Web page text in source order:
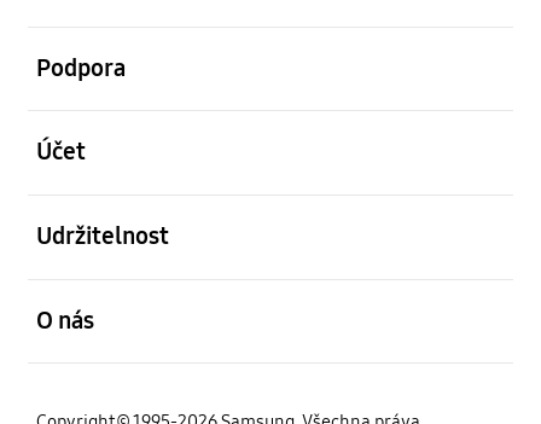
Podpora
Účet
Udržitelnost
O nás